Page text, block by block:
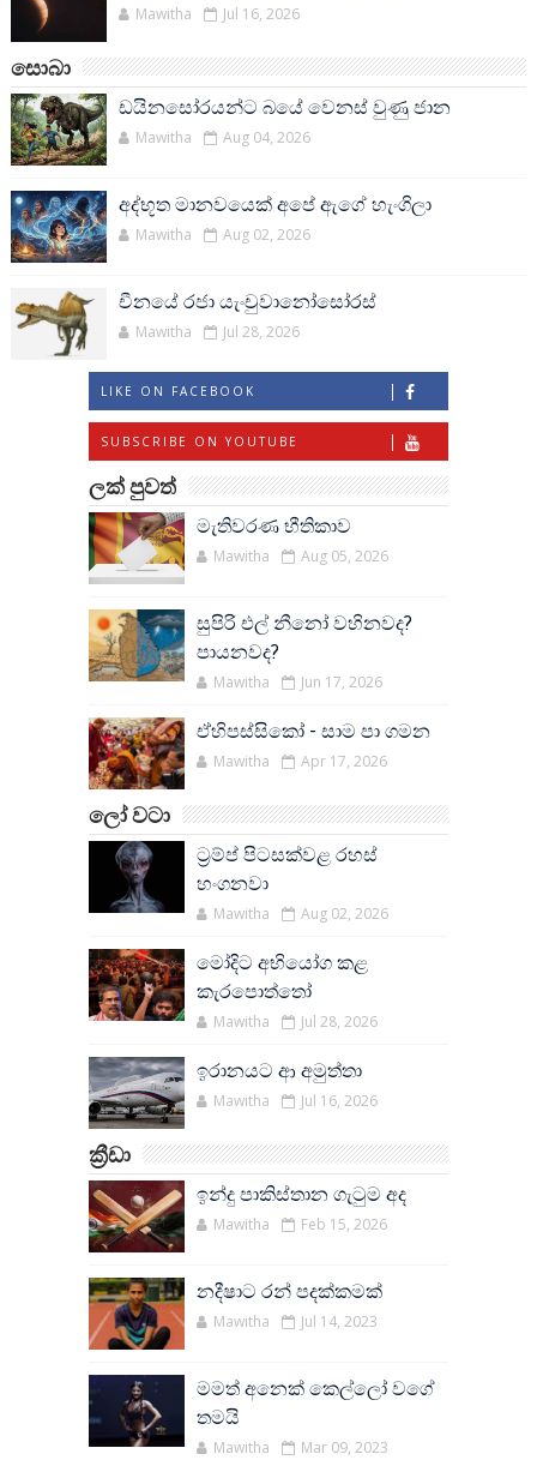
Mawitha Jul 16, 2026
සොබා
ඩයිනසෝරයන්ට බයේ වෙනස් වුණු ජාන
Mawitha Aug 04, 2026
අද්භූත මානවයෙක් අපේ ඇගේ හැංගිලා
Mawitha Aug 02, 2026
චීනයේ රජා යැංචුවානෝසෝරස්
Mawitha Jul 28, 2026
LIKE ON FACEBOOK
SUBSCRIBE ON YOUTUBE
ලක් පුවත්
මැතිවරණ භීතිකාව
Mawitha Aug 05, 2026
සුපිරි එල් නීනෝ වහිනවද?
පායනවද?
Mawitha Jun 17, 2026
ඒහිපස්සිකෝ - සාම පා ගමන
Mawitha Apr 17, 2026
ලෝ වටා
ට්‍රම්ප් පිටසක්වළ රහස්
හංගනවා
Mawitha Aug 02, 2026
මෝදිට අභියෝග කළ
කැරපොත්තෝ
Mawitha Jul 28, 2026
ඉරානයට ආ අමුත්තා
Mawitha Jul 16, 2026
ක්‍රීඩා
ඉන්දු පාකිස්තාන ගැටුම අද
Mawitha Feb 15, 2026
නදීෂාට රන් පදක්කමක්
Mawitha Jul 14, 2023
මමත් අනෙක් කෙල්ලෝ වගේ
තමයි
Mawitha Mar 09, 2023